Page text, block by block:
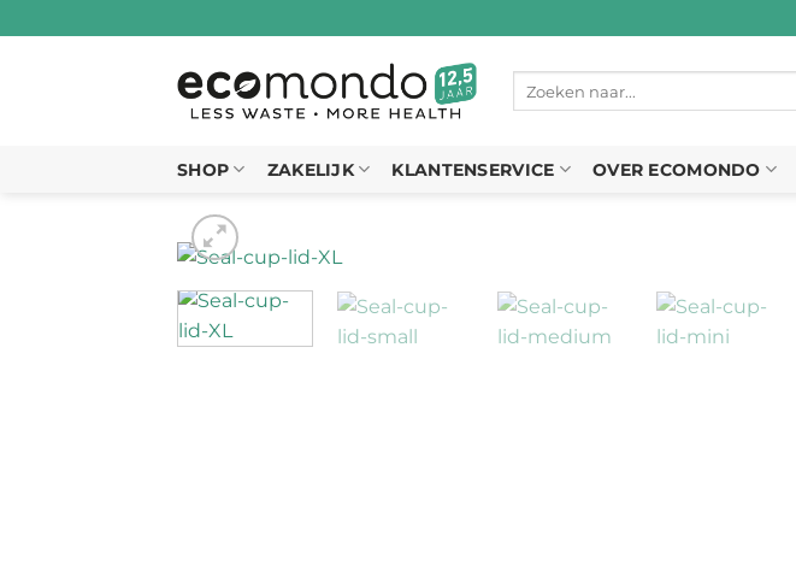
Zoeken
SHOP ZAKELIJK KLANTENSERVICE OVER ECOMONDO